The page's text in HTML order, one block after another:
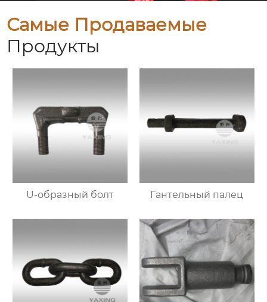
Самые Продаваемые
Продукты
U-образный болт Гантельный палец